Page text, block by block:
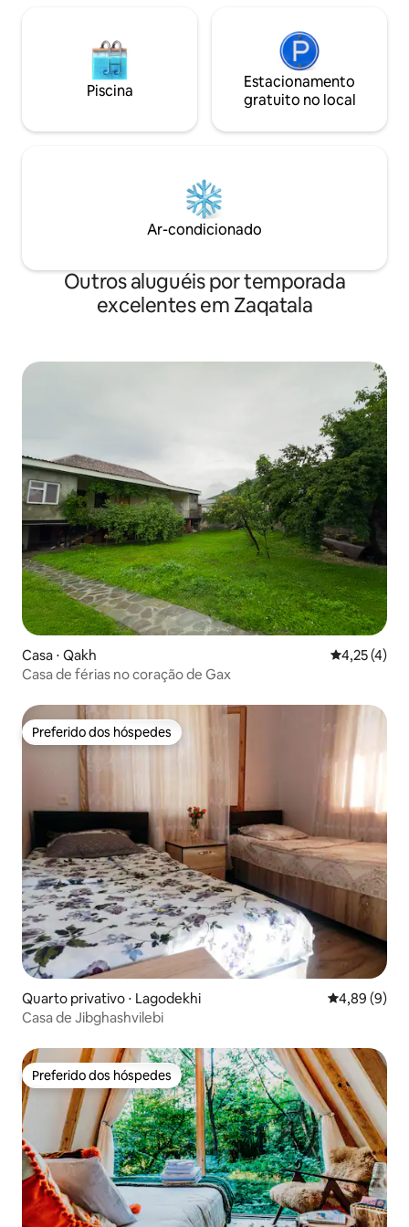
Piscina
Estacionamento
gratuito no local
Ar-condicionado
Outros aluguéis por temporada
excelentes em Zaqatala
Casa ⋅ Qakh 4,25 de
4,25 (4)
Casa de férias no coração de Gax
Preferido dos hóspedes
Preferido dos hóspedes
Quarto privativo ⋅ Lagodekhi 4,89 de uma
4,89 (9)
Casa de Jibghashvilebi
Preferido dos hóspedes
Preferido dos hóspedes